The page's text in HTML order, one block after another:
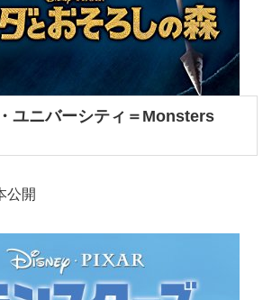
ユニバーシティ＝Monsters
公開